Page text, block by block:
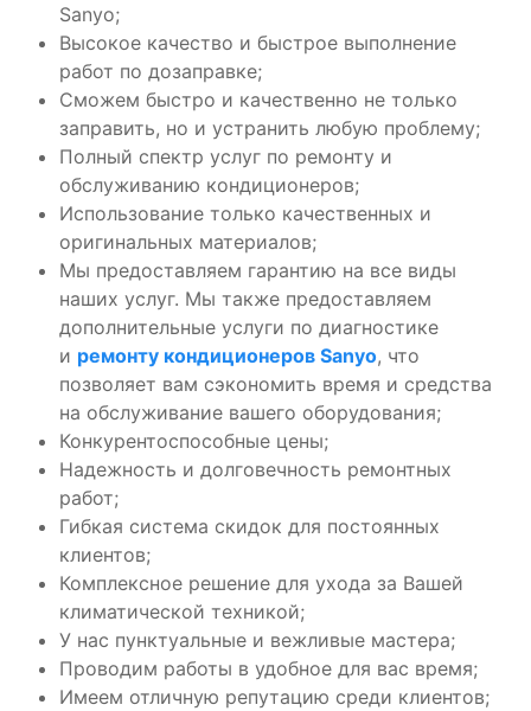
Sanyo;
Высокое качество и быстрое выполнение
работ по дозаправке;
Сможем быстро и качественно не только
заправить, но и устранить любую проблему;
Полный спектр услуг по ремонту и
обслуживанию кондиционеров;
Использование только качественных и
оригинальных материалов;
Мы предоставляем гарантию на все виды
наших услуг. Мы также предоставляем
дополнительные услуги по диагностике
и ремонту кондиционеров Sanyo, что
позволяет вам сэкономить время и средства
на обслуживание вашего оборудования;
Конкурентоспособные цены;
Надежность и долговечность ремонтных
работ;
Гибкая система скидок для постоянных
клиентов;
Комплексное решение для ухода за Вашей
климатической техникой;
У нас пунктуальные и вежливые мастера;
Проводим работы в удобное для вас время;
Имеем отличную репутацию среди клиентов;